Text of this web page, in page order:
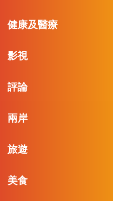
健康及醫療
影視
評論
兩岸
旅遊
美食